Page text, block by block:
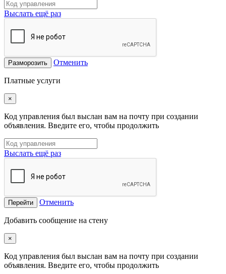
Выслать ещё раз
Разморозить Отменить
Платные услуги
×
Код управления был выслан вам на почту при создании
объявления. Введите его, чтобы продолжить
Выслать ещё раз
Перейти Отменить
Добавить сообщение на стену
×
Код управления был выслан вам на почту при создании
объявления. Введите его, чтобы продолжить